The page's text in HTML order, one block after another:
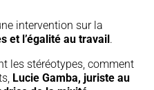
intervention sur la
et l’égalité au travail.
les stéréotypes, comment
Lucie Gamba, juriste au